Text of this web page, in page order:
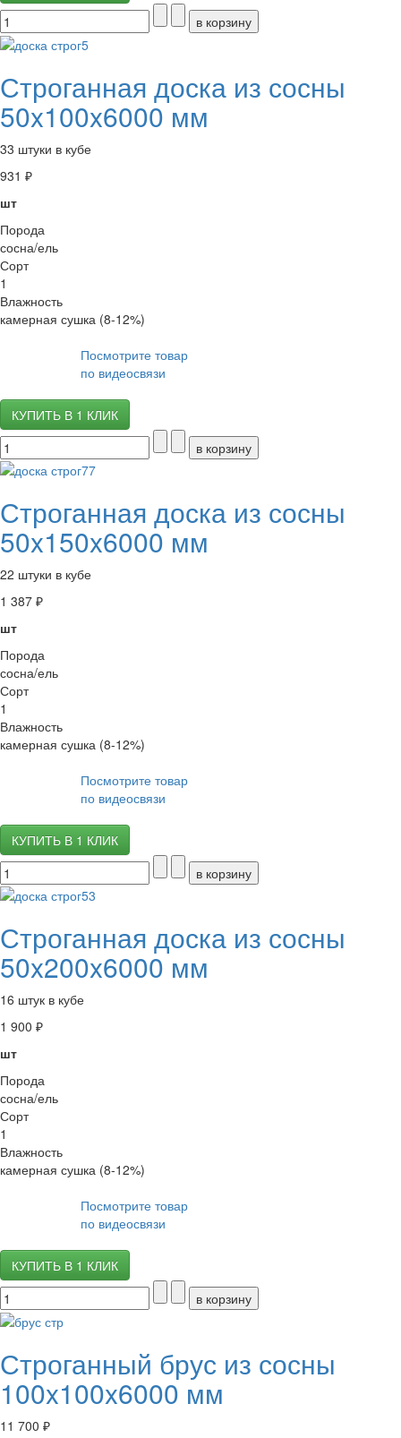
Строганная доска из сосны
50x100x6000 мм
33 штуки в кубе
931 ₽
шт
Порода
сосна/ель
Сорт
1
Влажность
камерная сушка (8-12%)
Посмотрите товар
по видеосвязи
КУПИТЬ В 1 КЛИК
Строганная доска из сосны
50x150x6000 мм
22 штуки в кубе
1 387 ₽
шт
Порода
сосна/ель
Сорт
1
Влажность
камерная сушка (8-12%)
Посмотрите товар
по видеосвязи
КУПИТЬ В 1 КЛИК
Строганная доска из сосны
50x200x6000 мм
16 штук в кубе
1 900 ₽
шт
Порода
сосна/ель
Сорт
1
Влажность
камерная сушка (8-12%)
Посмотрите товар
по видеосвязи
КУПИТЬ В 1 КЛИК
Строганный брус из сосны
100x100x6000 мм
11 700 ₽